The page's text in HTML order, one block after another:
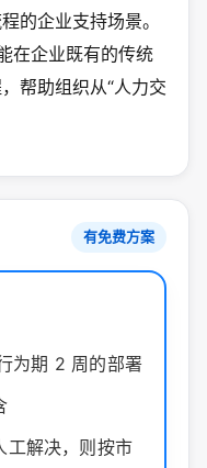
的企业支持场景。
在企业既有的传统
帮助组织从“人力交
有免费方案
为期 2 周的部署
工解决，则按市